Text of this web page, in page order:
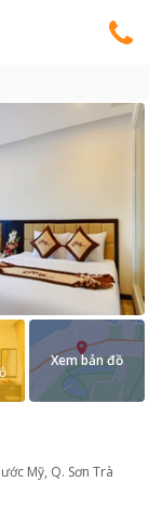
Mỹ, Q. Sơn Trà
Xem bản đồ